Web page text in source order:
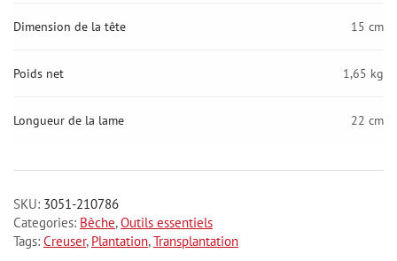
Dimension de la tête 15 cm
Poids net 1,65 kg
Longueur de la lame 22 cm
SKU: 3051-210786
Categories: Bêche,Outils essentiels
Tags: Creuser, Plantation,Transplantation